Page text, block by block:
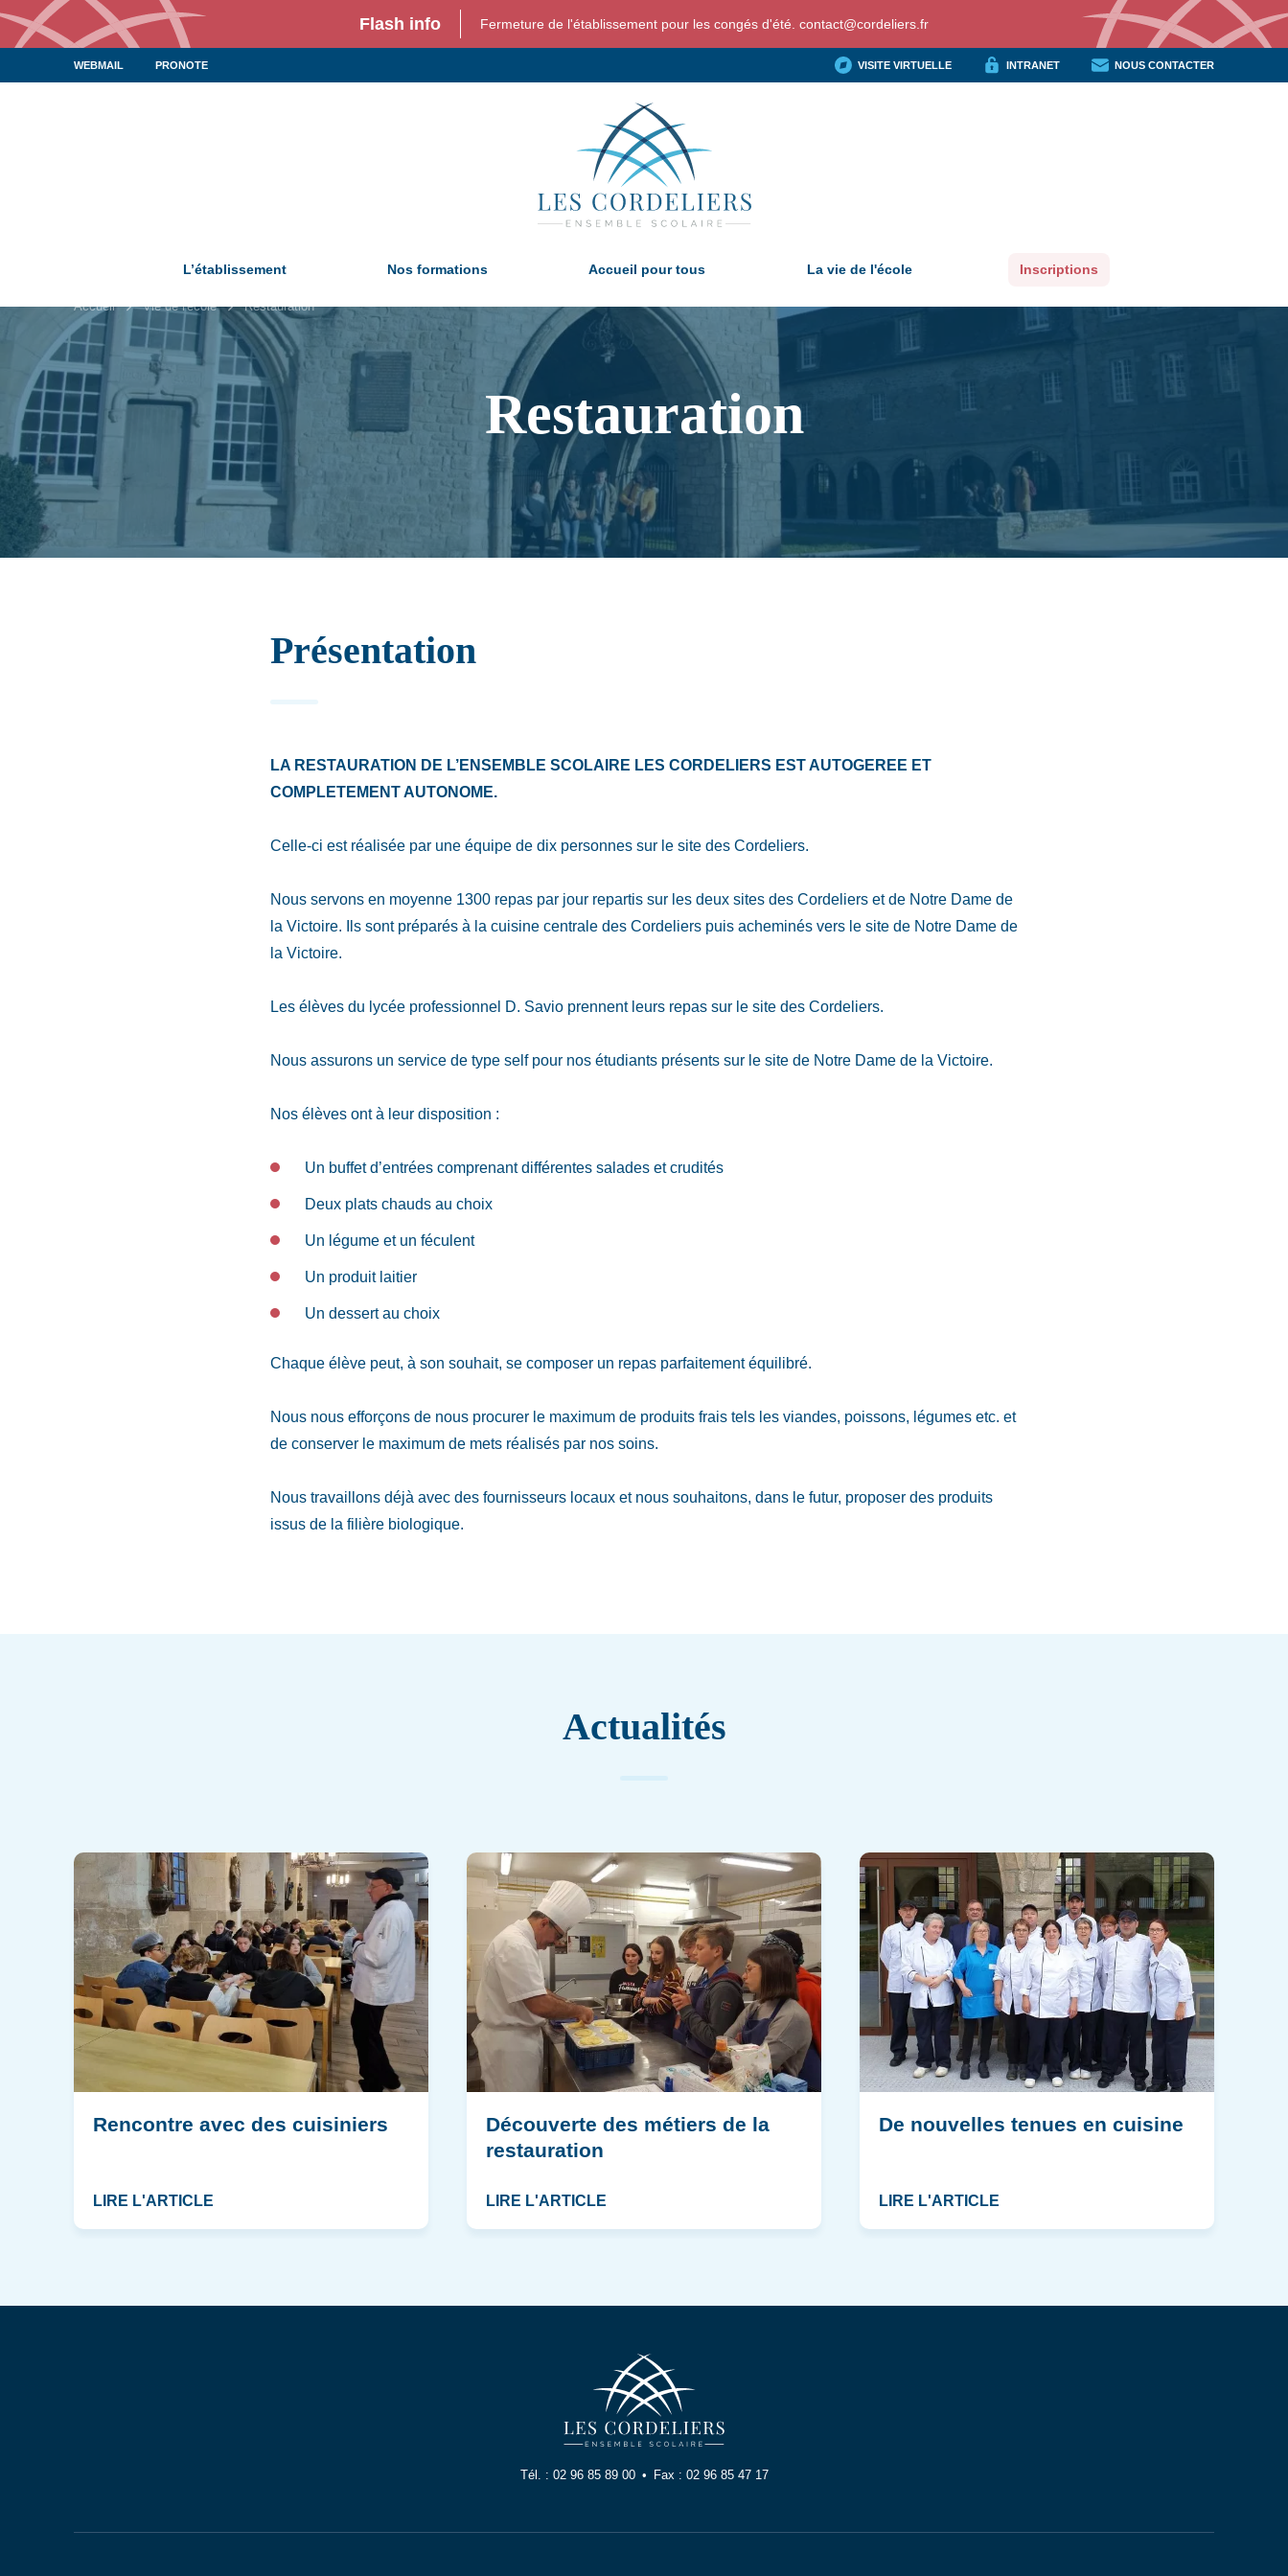
Flash info Fermeture de l'établissement pour les congés d'été. contact@cordeliers.fr
WEBMAIL PRONOTE VISITE VIRTUELLE INTRANET NOUS CONTACTER
L’établissement Nos formations Accueil pour tous La vie de l'école Inscriptions
Accueil Vie de l'école Restauration
Restauration
Présentation
LA RESTAURATION DE L’ENSEMBLE SCOLAIRE LES CORDELIERS EST AUTOGEREE ET
COMPLETEMENT AUTONOME.
Celle-ci est réalisée par une équipe de dix personnes sur le site des Cordeliers.
Nous servons en moyenne 1300 repas par jour repartis sur les deux sites des Cordeliers et de Notre Dame de
la Victoire. Ils sont préparés à la cuisine centrale des Cordeliers puis acheminés vers le site de Notre Dame de
la Victoire.
Les élèves du lycée professionnel D. Savio prennent leurs repas sur le site des Cordeliers.
Nous assurons un service de type self pour nos étudiants présents sur le site de Notre Dame de la Victoire.
Nos élèves ont à leur disposition :
Un buffet d’entrées comprenant différentes salades et crudités
Deux plats chauds au choix
Un légume et un féculent
Un produit laitier
Un dessert au choix
Chaque élève peut, à son souhait, se composer un repas parfaitement équilibré.
Nous nous efforçons de nous procurer le maximum de produits frais tels les viandes, poissons, légumes etc. et
de conserver le maximum de mets réalisés par nos soins.
Nous travaillons déjà avec des fournisseurs locaux et nous souhaitons, dans le futur, proposer des produits
issus de la filière biologique.
Actualités
Rencontre avec des cuisiniers
LIRE L'ARTICLE
Découverte des métiers de la
restauration
LIRE L'ARTICLE
De nouvelles tenues en cuisine
LIRE L'ARTICLE
Tél. : 02 96 85 89 00 Fax : 02 96 85 47 17